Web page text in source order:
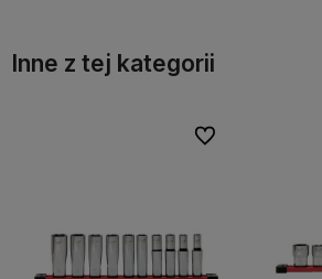
Inne z tej kategorii
Do ulubionych
Do ulubionych